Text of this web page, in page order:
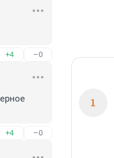
+4 –0
+4 –0
1